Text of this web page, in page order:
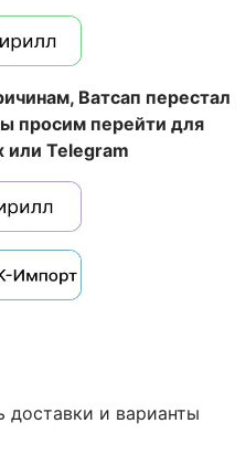
Ватсап перестал
просим перейти для
или Telegram
доставки и варианты